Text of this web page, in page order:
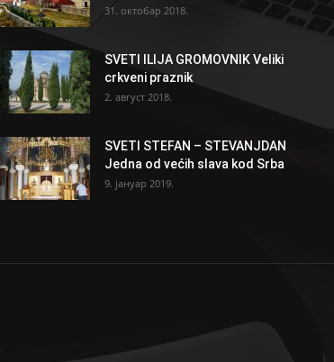
31. октобар 2018.
SVETI ILIJA GROMOVNIK Veliki
crkveni praznik
2. август 2018.
SVETI STEFAN – STEVANJDAN
Jedna od većih slava kod Srba
9. јануар 2019.